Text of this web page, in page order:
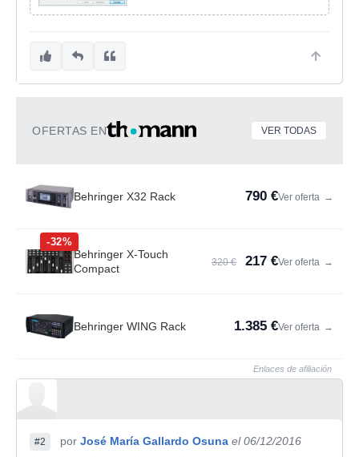
OFERTAS EN VER TODAS
Behringer X32 Rack 790 €Ver oferta →
-32%
Behringer X-Touch
Compact
320 € 217 €Ver oferta →
Behringer WING Rack 1.385 €Ver oferta →
Enlaces de afiliación
#2 por José María Gallardo Osuna el 06/12/2016